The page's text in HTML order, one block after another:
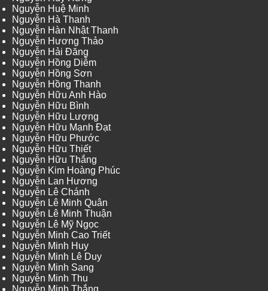
Nguyễn Huệ Minh
Nguyễn Hà Thanh
Nguyễn Hàn Nhật Thanh
Nguyễn Hương Thảo
Nguyễn Hải Đăng
Nguyễn Hồng Diễm
Nguyễn Hồng Sơn
Nguyễn Hồng Thanh
Nguyễn Hữu Anh Hào
Nguyễn Hữu Bình
Nguyễn Hữu Lượng
Nguyễn Hữu Mạnh Đạt
Nguyễn Hữu Phước
Nguyễn Hữu Thiết
Nguyễn Hữu Thắng
Nguyễn Kim Hoàng Phúc
Nguyễn Lan Hương
Nguyễn Lê Chánh
Nguyễn Lê Minh Quân
Nguyễn Lê Minh Thuận
Nguyễn Lê Mỹ Ngọc
Nguyễn Minh Cao Triết
Nguyễn Minh Huy
Nguyễn Minh Lê Duy
Nguyễn Minh Sang
Nguyễn Minh Thu
Nguyễn Minh Thắng